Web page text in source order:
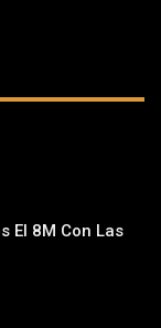
El 8M Con Las